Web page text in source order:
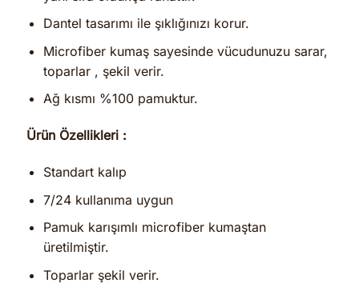
Dantel tasarımı ile şıklığınızı korur.
Microfiber kumaş sayesinde vücudunuzu sarar,
toparlar , şekil verir.
Ağ kısmı %100 pamuktur.
Ürün Özellikleri :
Standart kalıp
7/24 kullanıma uygun
Pamuk karışımlı microfiber kumaştan
üretilmiştir.
Toparlar şekil verir.